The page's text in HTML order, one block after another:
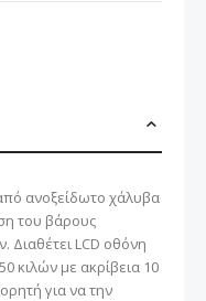
ανοξείδωτο χάλυβα
του βάρους
Διαθέτει LCD οθόνη
κιλών με ακρίβεια 10
για να την